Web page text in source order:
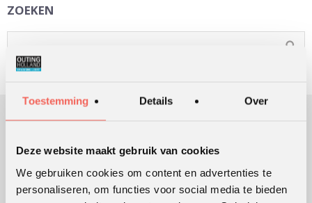
Toestemming Details Over
Deze website maakt gebruik van cookies
We gebruiken cookies om content en advertenties te
personaliseren, om functies voor social media te bieden
ZOEKEN
OUTING HOLLAND
Sinds 1991 ondersteunen we klanten bij het ontwikkelen en
uitvoeren van leer- en ontwikkelingsprocessen die mensen en